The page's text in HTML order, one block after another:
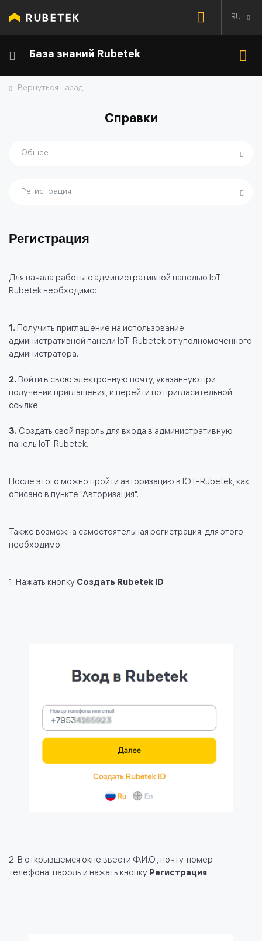
RU
База знаний Rubetek
Вернуться назад
Справки
Общее
Регистрация
Регистрация
Для начала работы с административной панелью IoT-
Rubetek необходимо:
1. Получить приглашение на использование
административной панели IoT-Rubetek от уполномоченного
администратора.
2. Войти в свою электронную почту, указанную при
получении приглашения, и перейти по пригласительной
ссылке.
3. Создать свой пароль для входа в административную
панель IoT-Rubetek.
После этого можно пройти авторизацию в IOT-Rubetek, как
описано в пункте "Авторизация".
Также возможна самостоятельная регистрация, для этого
необходимо:
1. Нажать кнопку Создать Rubetek ID
2. В открывшемся окне ввести Ф.И.О., почту, номер
телефона, пароль и нажать кнопку Регистрация.